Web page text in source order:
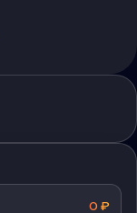
0₽